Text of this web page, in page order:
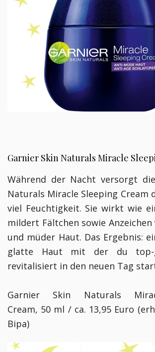
Garnier Skin Naturals Miracle
Während der Nacht versorgt die
Naturals Miracle Sleeping Cream
viel Feuchtigkeit. Sie wirkt wie
mildert Fältchen sowie
und müder Haut. Das Ergebnis:
glatte Haut mit der du top-
revitalisiert in den neuen Tag
Garnier Skin Naturals
Cream, 50 ml / ca. 13,95 Euro
Bipa)